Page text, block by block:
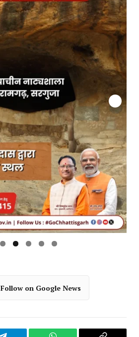
Follow on Google News